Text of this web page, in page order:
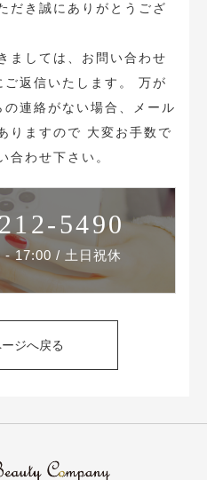
だき誠にありがとうござ
ましては、 お問い合わせ
返信いたします。
万が
連絡がない場合、
メール
りますので 大変お手数で
合わせ下さい。
5490
- 17:00 / 土日祝休
ージへ戻る